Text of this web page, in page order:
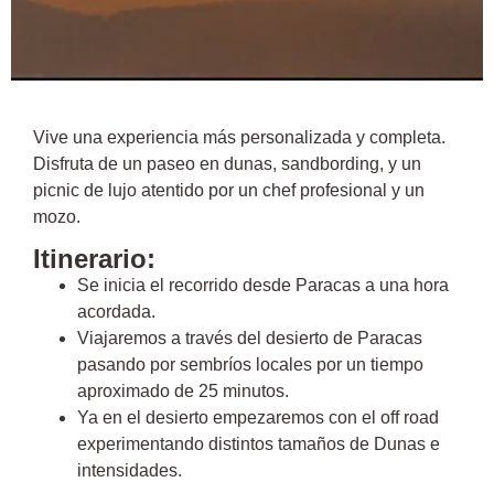
Vive una experiencia más personalizada y completa.
Disfruta de un paseo en dunas, sandbording, y un
picnic de lujo atentido por un chef profesional y un
mozo.
Itinerario:
Se inicia el recorrido desde Paracas a una hora
acordada.
Viajaremos a través del desierto de Paracas
pasando por sembríos locales por un tiempo
aproximado de 25 minutos.
Ya en el desierto empezaremos con el off road
experimentando distintos tamaños de Dunas e
intensidades.